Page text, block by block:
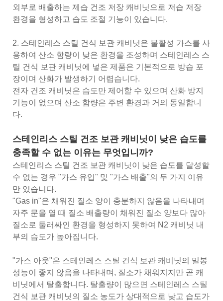
외부로 배출하는 제습 건조 저장 캐비닛으로 저습 저장
환경을 형성하고 습도 조절 기능이 있습니다.
2. 스테인레스 스틸 건식 보관 캐비닛은 불활성 가스를 사
용하여 산소 함량이 낮은 환경을 조성하며 스테인레스 스
틸 건식 보관 캐비닛에 넣은 제품은 기본적으로 방습 포
장이며 산화가 발생하기 어렵습니다.
전자 건조 캐비닛은 습도만 제어할 수 있으며 산화 방지
기능이 없으며 산소 함량은 주변 환경과 거의 동일합니
다.
스테인리스 스틸 건조 보관 캐비닛이 낮은 습도를
충족할 수 없는 이유는 무엇입니까?
스테인리스 스틸 건조 보관 캐비닛이 낮은 습도를 달성할
수 없는 경우 "가스 유입" 및 "가스 배출"의 두 가지 이유
만 있습니다.
"Gas in"은 채워진 질소 양이 충분하지 않음을 나타내며
자주 문을 열 때 질소 배출량이 채워진 질소 양보다 많아
질소로 둘러싸인 환경을 형성하지 못하여 N2 캐비닛 내
부의 습도가 높아집니다.
"가스 아웃"은 스테인레스 스틸 건식 보관 캐비닛의 밀봉
성능이 좋지 않음을 나타내며, 질소가 채워지지만 곧 캐
비닛에서 탈출합니다. 탈출량이 많으면 스테인레스 스틸
건식 보관 캐비닛의 질소 농도가 상대적으로 낮고 습도가